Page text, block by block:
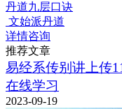
丹道九层口诀
文始派丹道
详情咨询
推荐文章
易经系传别讲上传
在线学习
2023-09-19